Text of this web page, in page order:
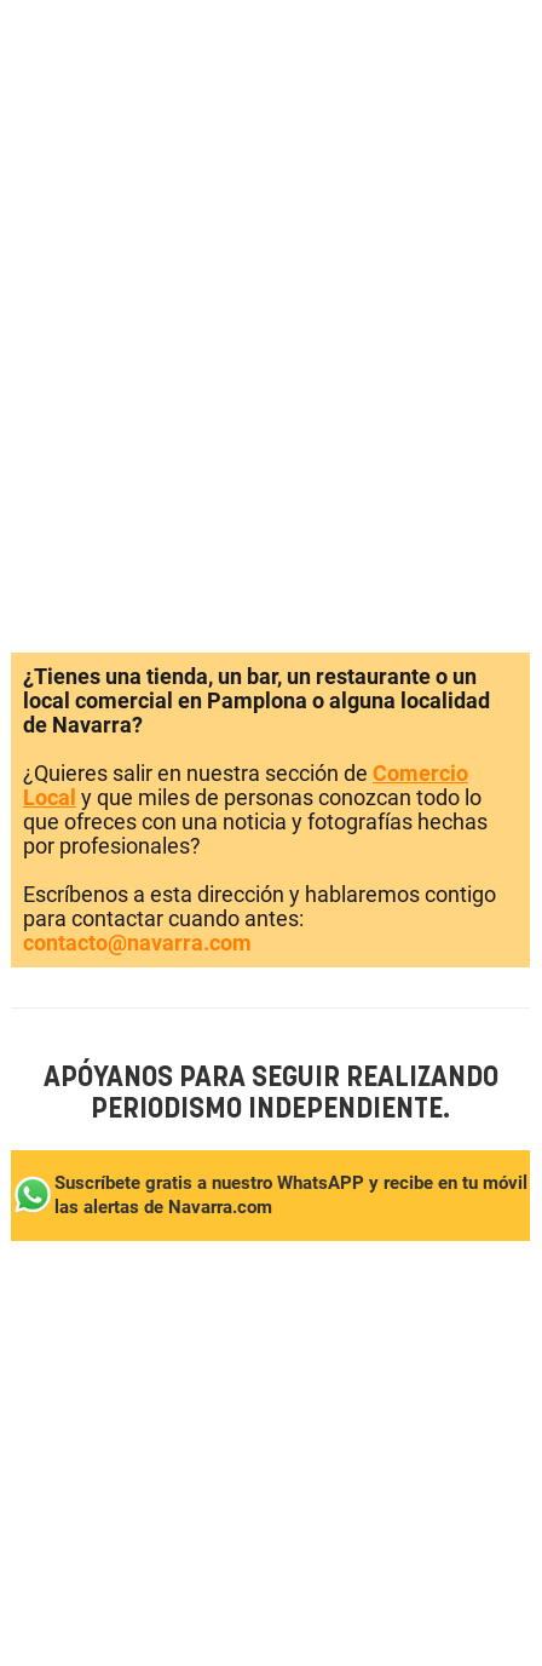
¿Tienes una tienda, un bar, un restaurante o un
local comercial en Pamplona o alguna localidad
de Navarra?
¿Quieres salir en nuestra sección de Comercio
Local y que miles de personas conozcan todo lo
que ofreces con una noticia y fotografías hechas
por profesionales?
Escríbenos a esta dirección y hablaremos contigo
para contactar cuando antes:
contacto@navarra.com
APÓYANOS PARA SEGUIR REALIZANDO
PERIODISMO INDEPENDIENTE.
Suscríbete gratis a nuestro WhatsAPP y recibe en tu móvil
las alertas de Navarra.com